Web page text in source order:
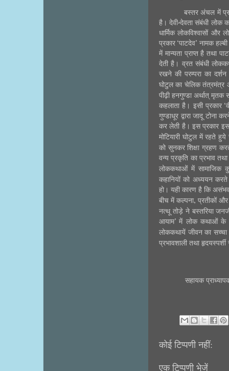
बस्तर अंचल में
है। देवी-देवता संबंधी लोक
धार्मिक लोकविश्वासों
प्रकार ‘पाटदेव’ नामक
में मान्यता प्राप्त है तथा
देती है। व्रत संबंधी
रखने की परम्परा का
घोटुल का चेलिक तंत्रमंत्र
पीढ़ी हनगुण्डा अर्थात् मृतक
कहलाता है। इसी प्रकार
गुण्डाधूर द्वारा जादू टोना
कर लेती है। इस प्रकार
मोटियारी घोटुल में रहते हुये
को सुनकर शिक्षा ग्रहण
वन्य प्रकृति का प्रभाव
लोककथाओं में सामाजिक
कहानियों को अध्ययन करते
हो। यही कारण है कि
बीच में कल्पना,प्रतीकों
नत्थू तोड़े ने बस्तरिया
आयाम’ में लोक कथाओं के
लोककथायें जीवन का सच्चा
प्रभावशाली तथा
सहायक
कोई टिप्पणी नहीं:
एक टिप्पणी भेजें